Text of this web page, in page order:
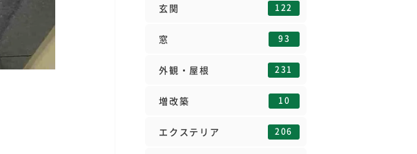
玄関 122
窓 93
外観・屋根 231
増改築 10
エクステリア 206